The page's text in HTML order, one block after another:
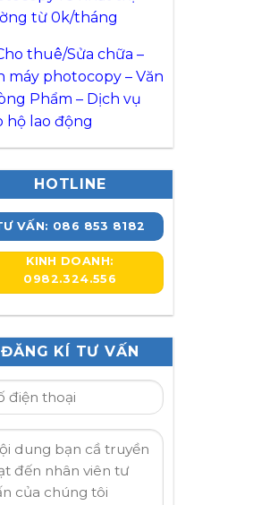
từ 0k/tháng
thuê/Sửa chữa –
máy photocopy – Văn
Phẩm – Dịch vụ
hộ lao động
HOTLINE
VẤN: 086 853 8182
KINH DOANH:
0982.324.556
ĐĂNG KÍ TƯ VẤN